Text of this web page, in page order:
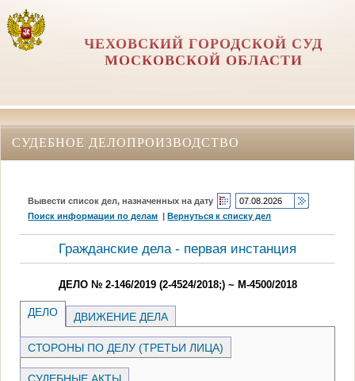
ЧЕХОВСКИЙ ГОРОДСКОЙ СУД
МОСКОВСКОЙ ОБЛАСТИ
СУДЕБНОЕ ДЕЛОПРОИЗВОДСТВО
Вывести список дел, назначенных на дату
Поиск информации по делам |Вернуться к списку дел
Гражданские дела - первая инстанция
ДЕЛО № 2-146/2019 (2-4524/2018;) ~ М-4500/2018
ДЕЛО ДВИЖЕНИЕ ДЕЛА
СТОРОНЫ ПО ДЕЛУ (ТРЕТЬИ ЛИЦА)